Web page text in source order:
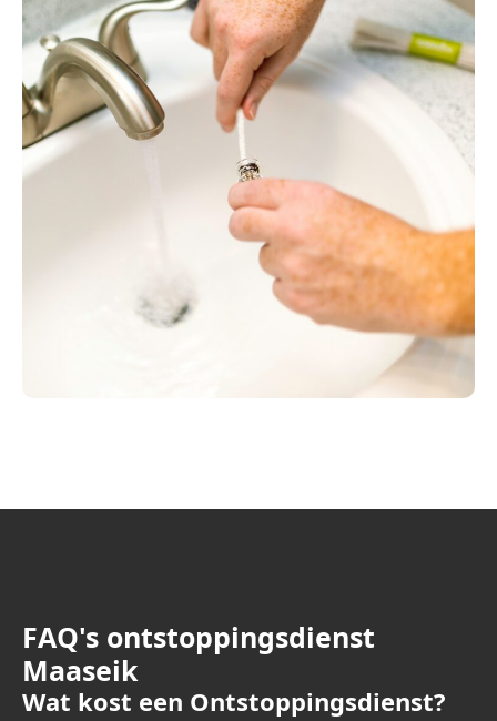
FAQ's ontstoppingsdienst
Maaseik
Wat kost een Ontstoppingsdienst?